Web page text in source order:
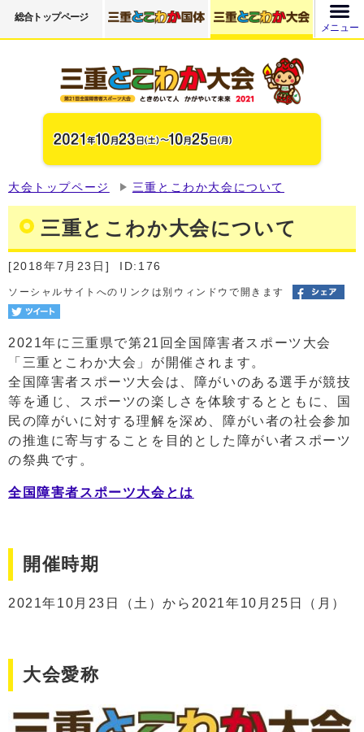
総合トップページ
メニュー
大会トップページ 三重とこわか大会について
三重とこわか大会について
[2018年7月23日] ID:176
ソーシャルサイトへのリンクは別ウィンドウで開きます
2021年に三重県で第21回全国障害者スポーツ大会
「三重とこわか大会」が開催されます。
全国障害者スポーツ大会は、障がいのある選手が競技
等を通じ、スポーツの楽しさを体験するとともに、国
民の障がいに対する理解を深め、障がい者の社会参加
の推進に寄与することを目的とした障がい者スポーツ
の祭典です。
全国障害者スポーツ大会とは
開催時期
2021年10月23日（土）から2021年10月25日（月）
大会愛称